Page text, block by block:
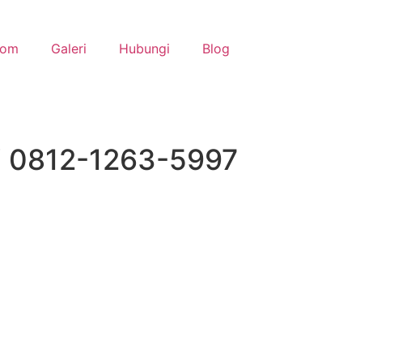
Galeri Hubungi Blog
0812-1263-5997